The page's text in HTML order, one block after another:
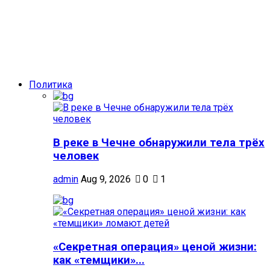
Политика
В реке в Чечне обнаружили тела трёх
человек
admin Aug 9, 2026 0 1
«Секретная операция» ценой жизни:
как «темщики»...